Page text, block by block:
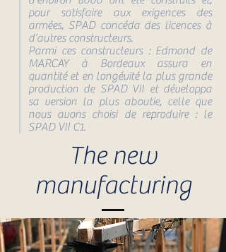
pour satisfaire aux exigences des
armées, SPAD concéda des licences à
d’autres constructeurs.
Parmi ces constructeurs : Edmond de
MARCAY à Bordeaux assura en
quantité et en longévité la plus grande
production de SPAD VII et développa
sa version la plus aboutie, celle que
nous avons choisi de reproduire : le
SPAD VII C1.
The new
manufacturing